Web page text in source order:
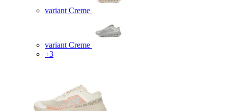
variant Creme
variant Creme
+3